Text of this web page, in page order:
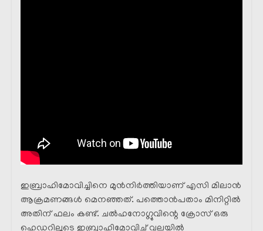
ഇബ്രാഹിമോവിച്ചിനെ മുൻനിർത്തിയാണ് എസി മിലാൻ
ആക്രമണങ്ങൾ മെനഞ്ഞത്. പത്തൊൻപതാം മിനിറ്റിൽ
അതിന് ഫലം കണ്ട്. ചൽഹനോഗ്ലുവിന്റെ ക്രോസ് ഒരു
ഹെഡറിലൂടെ ഇബ്രാഹിമോവിച് വലയിൽ